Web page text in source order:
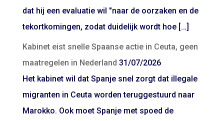
dat hij een evaluatie wil "naar de oorzaken en de
tekortkomingen, zodat duidelijk wordt hoe […]
Kabinet eist snelle Spaanse actie in Ceuta, geen
maatregelen in Nederland 31/07/2026
Het kabinet wil dat Spanje snel zorgt dat illegale
migranten in Ceuta worden teruggestuurd naar
Marokko. Ook moet Spanje met spoed de